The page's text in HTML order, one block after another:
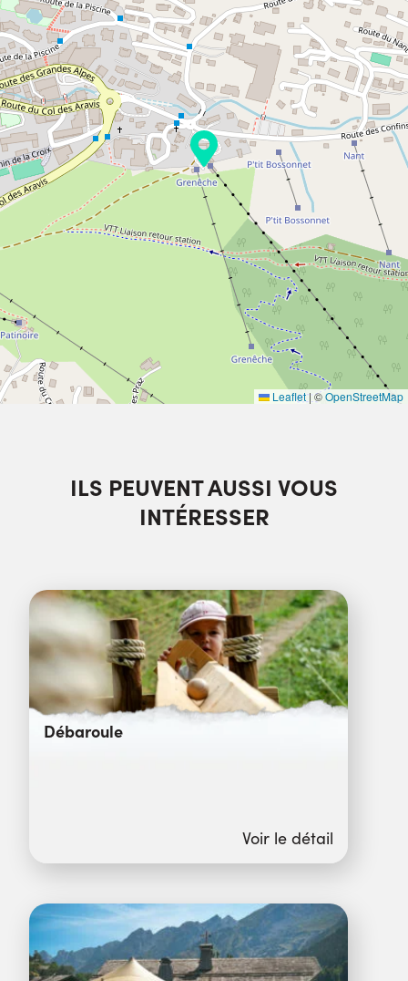
Leaflet | ©OpenStreetMap
ILS PEUVENT AUSSI VOUS
INTÉRESSER
Débaroule
Voir le détail